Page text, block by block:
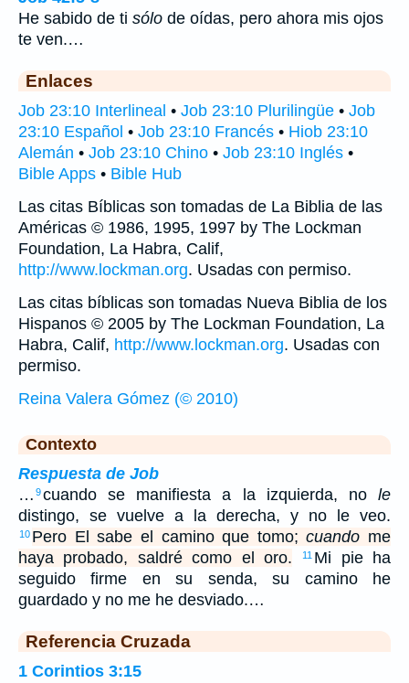
He sabido de ti sólo de oídas, pero ahora mis ojos
te ven.…
Enlaces
Job 23:10 Interlineal • Job 23:10 Plurilingüe • Job
23:10 Español • Job 23:10 Francés • Hiob 23:10
Alemán • Job 23:10 Chino • Job 23:10 Inglés •
Bible Apps • Bible Hub
Las citas Bíblicas son tomadas de La Biblia de las
Américas © 1986, 1995, 1997 by The Lockman
Foundation, La Habra, Calif,
http://www.lockman.org. Usadas con permiso.
Las citas bíblicas son tomadas Nueva Biblia de los
Hispanos © 2005 by The Lockman Foundation, La
Habra, Calif, http://www.lockman.org. Usadas con
permiso.
Reina Valera Gómez (© 2010)
Contexto
Respuesta de Job
… 9cuando se manifiesta a la izquierda, no le
distingo, se vuelve a la derecha, y no le veo.
10 Pero El sabe el camino que tomo;cuando me
haya probado, saldré como el oro.
11 Mi pie ha
seguido firme en su senda, su camino he
guardado y no me he desviado.…
Referencia Cruzada
1 Corintios 3:15